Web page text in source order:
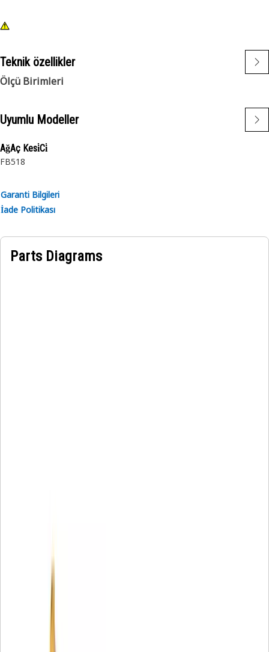
Teknik özellikler
Ölçü Birimleri
Uyumlu Modeller
AğAç Kesi̇Ci̇
FB518
Garanti Bilgileri
İade Politikası
Parts Diagrams